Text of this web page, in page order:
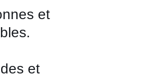
et
et